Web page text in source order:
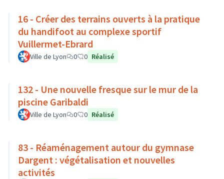
16 - Créer des terrains ouverts à la pratique
du handifoot au complexe sportif
Vuillermet-Ebrard
Ville de Lyon 0 0 Réalisé
132 - Une nouvelle fresque sur le mur de la
piscine Garibaldi
Ville de Lyon 0 0 Réalisé
83 - Réaménagement autour du gymnase
Dargent : végétalisation et nouvelles
activités